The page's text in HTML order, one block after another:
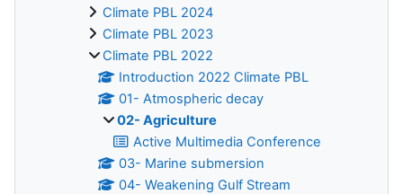
Climate PBL 2024
Climate PBL 2023
Climate PBL 2022
Introduction 2022 Climate PBL
01- Atmospheric decay
02- Agriculture
Active Multimedia Conference
03- Marine submersion
04- Weakening Gulf Stream